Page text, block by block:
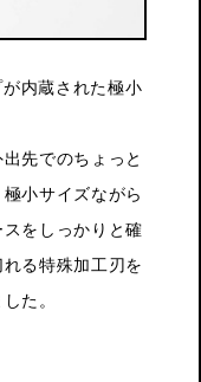
内蔵された極小
先でのちょっと
小サイズながら
をしっかりと確
る特殊加工刃を
た。